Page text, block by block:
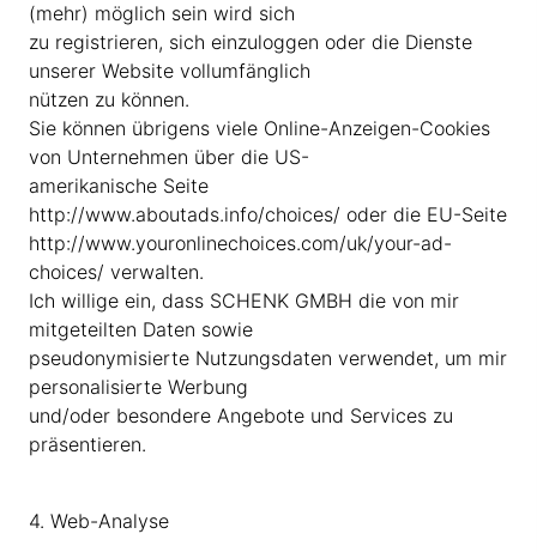
(mehr) möglich sein wird sich
zu registrieren, sich einzuloggen oder die Dienste
unserer Website vollumfänglich
nützen zu können.
Sie können übrigens viele Online-Anzeigen-Cookies
von Unternehmen über die US-
amerikanische Seite
http://www.aboutads.info/choices/ oder die EU-Seite
http://www.youronlinechoices.com/uk/your-ad-
choices/ verwalten.
Ich willige ein, dass SCHENK GMBH die von mir
mitgeteilten Daten sowie
pseudonymisierte Nutzungsdaten verwendet, um mir
personalisierte Werbung
und/oder besondere Angebote und Services zu
präsentieren.
4. Web-Analyse